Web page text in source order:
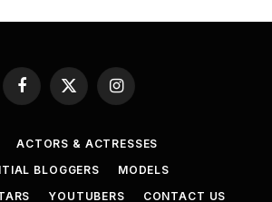
Facebook
X
(Twitter)
Instagram
ACTORS & ACTRESSES
BLOGGERS
MODELS
YOUTUBERS CONTACT US